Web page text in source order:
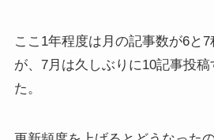
ここ1年程度は月の記事数が6と
が、7月は久しぶりに10記事投
た。